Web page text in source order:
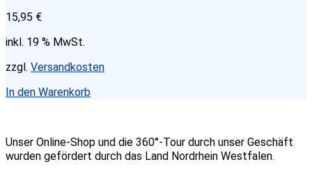
der
Produktseite
15,95 €
inkl. 19 % MwSt.
zzgl. Versandkosten
In den Warenkorb
Unser Online-Shop und die 360°-Tour durch unser Geschäft
wurden gefördert durch das Land Nordrhein Westfalen.